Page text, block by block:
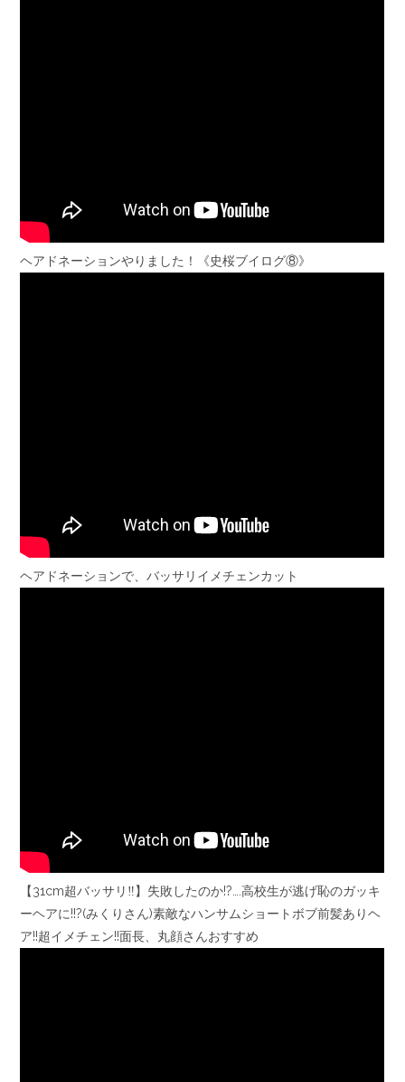
ヘアドネーションやりました！《史桜ブイログ⑧》
ヘアドネーションで、バッサリイメチェンカット
【31cm超バッサリ‼️】失敗したのか!?….高校生が逃げ恥のガッキ
ーヘアに!!?(みくりさん)素敵なハンサムショートボブ前髪ありヘ
ア!!超イメチェン!!面長、丸顔さんおすすめ